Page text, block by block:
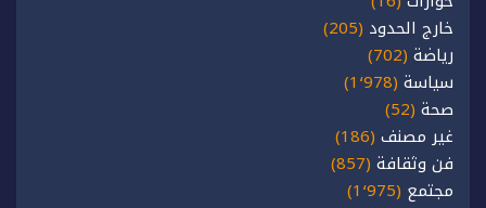
خارج الحدود (205)
رياضة (702)
سياسة (1٬978)
صحة (52)
غير مصنف (186)
فن وثقافة (857)
مجتمع (1٬975)